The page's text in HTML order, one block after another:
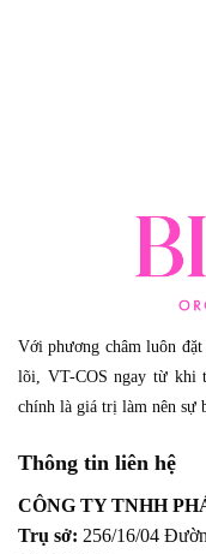
Methoxycinnamate,
Với phương châm luôn
lõi, VT-COS ngay từ khi
chính là giá trị làm nên sự
Thông tin liên hệ
CÔNG TY TNHH
Trụ sở: 256/16/04